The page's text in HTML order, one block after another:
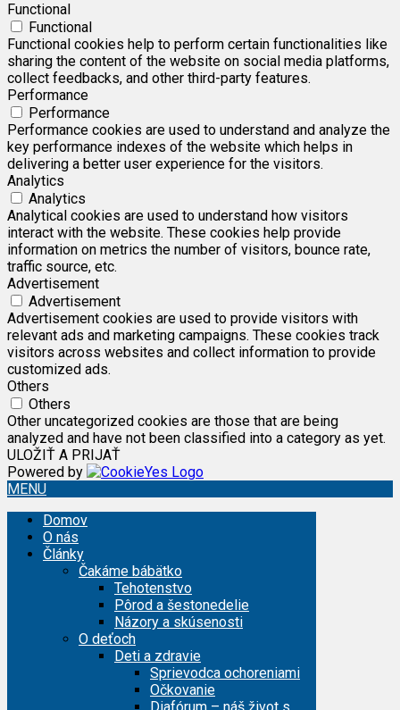
Functional
Functional
Functional cookies help to perform certain functionalities like
sharing the content of the website on social media platforms,
collect feedbacks, and other third-party features.
Performance
Performance
Performance cookies are used to understand and analyze the
key performance indexes of the website which helps in
delivering a better user experience for the visitors.
Analytics
Analytics
Analytical cookies are used to understand how visitors
interact with the website. These cookies help provide
information on metrics the number of visitors, bounce rate,
traffic source, etc.
Advertisement
Advertisement
Advertisement cookies are used to provide visitors with
relevant ads and marketing campaigns. These cookies track
visitors across websites and collect information to provide
customized ads.
Others
Others
Other uncategorized cookies are those that are being
analyzed and have not been classified into a category as yet.
ULOŽIŤ A PRIJAŤ
Powered by
MENU
Domov
O nás
Články
Čakáme bábätko
Tehotenstvo
Pôrod a šestonedelie
Názory a skúsenosti
O deťoch
Deti a zdravie
Sprievodca ochoreniami
Očkovanie